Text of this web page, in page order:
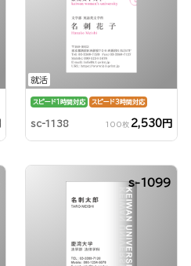
就活
スピード1時間対応 スピード3時間対応
sc-1138 100枚 2,530円
s-1099